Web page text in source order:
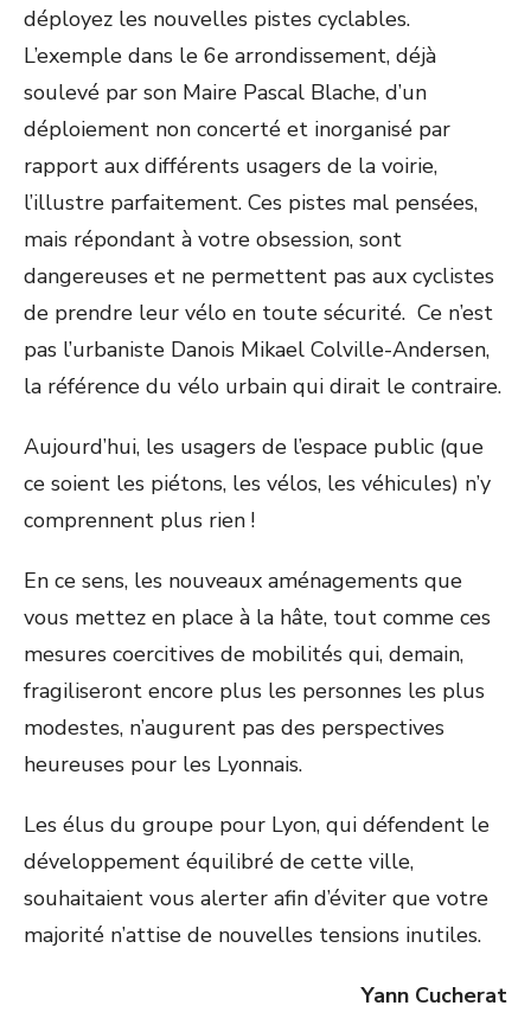
déployez les nouvelles pistes cyclables.
L’exemple dans le 6e arrondissement, déjà
soulevé par son Maire Pascal Blache, d’un
déploiement non concerté et inorganisé par
rapport aux différents usagers de la voirie,
l’illustre parfaitement. Ces pistes mal pensées,
mais répondant à votre obsession, sont
dangereuses et ne permettent pas aux cyclistes
de prendre leur vélo en toute sécurité. Ce n’est
pas l’urbaniste Danois Mikael Colville-Andersen,
la référence du vélo urbain qui dirait le contraire.
Aujourd’hui, les usagers de l’espace public (que
ce soient les piétons, les vélos, les véhicules) n’y
comprennent plus rien !
En ce sens, les nouveaux aménagements que
vous mettez en place à la hâte, tout comme ces
mesures coercitives de mobilités qui, demain,
fragiliseront encore plus les personnes les plus
modestes, n’augurent pas des perspectives
heureuses pour les Lyonnais.
Les élus du groupe pour Lyon, qui défendent le
développement équilibré de cette ville,
souhaitaient vous alerter afin d’éviter que votre
majorité n’attise de nouvelles tensions inutiles.
Yann Cucherat